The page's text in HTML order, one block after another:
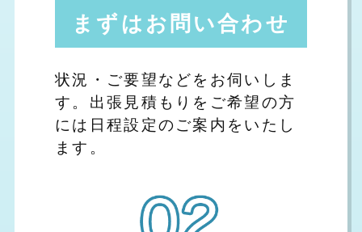
まずはお問い合わせ
状況・ご要望などをお伺いしま
す。出張見積もりをご希望の方
には日程設定のご案内をいたし
ます。